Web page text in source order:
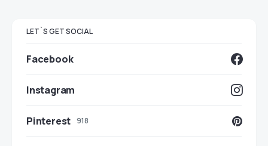
LET`S GET SOCIAL
Facebook
Instagram
Pinterest 918